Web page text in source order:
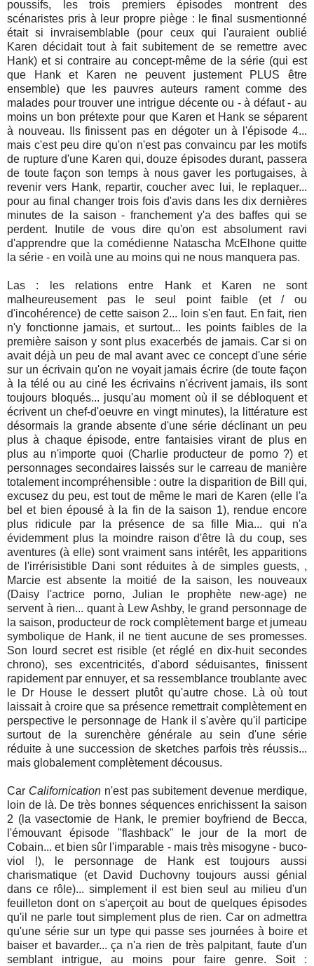
poussifs, les trois premiers épisodes montrent des
scénaristes pris à leur propre piège : le final susmentionné
était si invraisemblable (pour ceux qui l'auraient oublié
Karen décidait tout à fait subitement de se remettre avec
Hank) et si contraire au concept-même de la série (qui est
que Hank et Karen ne peuvent justement PLUS être
ensemble) que les pauvres auteurs rament comme des
malades pour trouver une intrigue décente ou - à défaut - au
moins un bon prétexte pour que Karen et Hank se séparent
à nouveau. Ils finissent pas en dégoter un à l'épisode 4...
mais c'est peu dire qu'on n'est pas convaincu par les motifs
de rupture d'une Karen qui, douze épisodes durant, passera
de toute façon son temps à nous gaver les portugaises, à
revenir vers Hank, repartir, coucher avec lui, le replaquer...
pour au final changer trois fois d'avis dans les dix dernières
minutes de la saison - franchement y'a des baffes qui se
perdent. Inutile de vous dire qu'on est absolument ravi
d'apprendre que la comédienne Natascha McElhone quitte
la série - en voilà une au moins qui ne nous manquera pas.
Las : les relations entre Hank et Karen ne sont
malheureusement pas le seul point faible (et / ou
d'incohérence) de cette saison 2... loin s'en faut. En fait, rien
n'y fonctionne jamais, et surtout... les points faibles de la
première saison y sont plus exacerbés de jamais. Car si on
avait déjà un peu de mal avant avec ce concept d'une série
sur un écrivain qu'on ne voyait jamais écrire (de toute façon
à la télé ou au ciné les écrivains n'écrivent jamais, ils sont
toujours bloqués... jusqu'au moment où il se débloquent et
écrivent un chef-d'oeuvre en vingt minutes), la littérature est
désormais la grande absente d'une série déclinant un peu
plus à chaque épisode, entre fantaisies virant de plus en
plus au n'importe quoi (Charlie producteur de porno ?) et
personnages secondaires laissés sur le carreau de manière
totalement incompréhensible : outre la disparition de Bill qui,
excusez du peu, est tout de même le mari de Karen (elle l'a
bel et bien épousé à la fin de la saison 1), rendue encore
plus ridicule par la présence de sa fille Mia... qui n'a
évidemment plus la moindre raison d'être là du coup, ses
aventures (à elle) sont vraiment sans intérêt, les apparitions
de l'irrérisistible Dani sont réduites à de simples guests, ,
Marcie est absente la moitié de la saison, les nouveaux
(Daisy l'actrice porno, Julian le prophète new-age) ne
servent à rien... quant à Lew Ashby, le grand personnage de
la saison, producteur de rock complètement barge et jumeau
symbolique de Hank, il ne tient aucune de ses promesses.
Son lourd secret est risible (et réglé en dix-huit secondes
chrono), ses excentricités, d'abord séduisantes, finissent
rapidement par ennuyer, et sa ressemblance troublante avec
le Dr House le dessert plutôt qu'autre chose. Là où tout
laissait à croire que sa présence remettrait complètement en
perspective le personnage de Hank il s'avère qu'il participe
surtout de la surenchère générale au sein d'une série
réduite à une succession de sketches parfois très réussis...
mais globalement complètement décousus.
Car Californicationn'est pas subitement devenue merdique,
loin de là. De très bonnes séquences enrichissent la saison
2 (la vasectomie de Hank, le premier boyfriend de Becca,
l'émouvant épisode "flashback" le jour de la mort de
Cobain... et bien sûr l'imparable - mais très misogyne - buco-
viol !), le personnage de Hank est toujours aussi
charismatique (et David Duchovny toujours aussi génial
dans ce rôle)... simplement il est bien seul au milieu d'un
feuilleton dont on s'aperçoit au bout de quelques épisodes
qu'il ne parle tout simplement plus de rien. Car on admettra
qu'une série sur un type qui passe ses journées à boire et
baiser et bavarder... ça n'a rien de très palpitant, faute d'un
semblant intrigue, au moins pour faire genre. Soit :